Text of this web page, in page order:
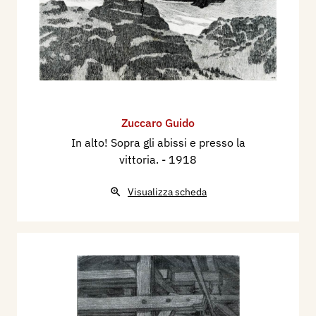
Electa, p. 699.
Zuccaro Guido
In alto! Sopra gli abissi e presso la
vittoria. - 1918
Visualizza scheda